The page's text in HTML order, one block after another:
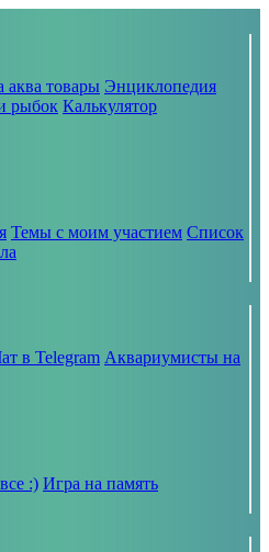
товары Энциклопедия
рыбок Калькулятор
Темы с моим участием Список
в Telegram Аквариумисты на
:) Игра на память